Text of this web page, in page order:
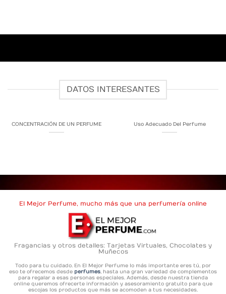
DATOS INTERESANTES
CONCENTRACIÓN DE UN PERFUME Uso Adecuado Del Perfume
El Mejor Perfume, mucho más que una perfumería online
Fragancias y otros detalles: Tarjetas Virtuales, Chocolates y
Muñecos
Todo para tu cuidado. En El Mejor Perfume lo más importante eres tú, por
eso te ofrecemos desde perfumes, hasta una gran variedad de complementos
para regalar a esas personas especiales. Además, desde nuestra tienda
online queremos ofrecerte información y asesoramiento gratuito para que
escojas los productos que más se acomoden a tus necesidades.